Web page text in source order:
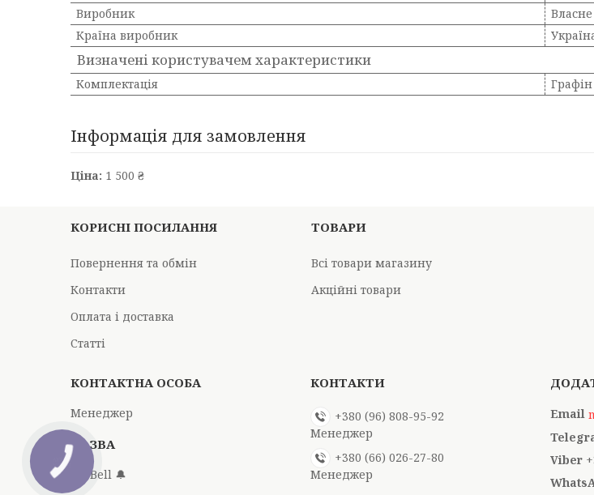
Виробник
Країна виробник
Визначені користувачем характеристики
Комплектація
Інформація для замовлення
Ціна: 1 500 ₴
КОРИСНІ ПОСИЛАННЯ
Повернення та обмін
Контакти
Оплата і доставка
Статті
ТОВАРИ
Всі товари магазину
Акційні товари
Менеджер
Mr Bell 🔔
+380 (96) 808-95-92
Менеджер
+380 (66) 026-27-80
Менеджер